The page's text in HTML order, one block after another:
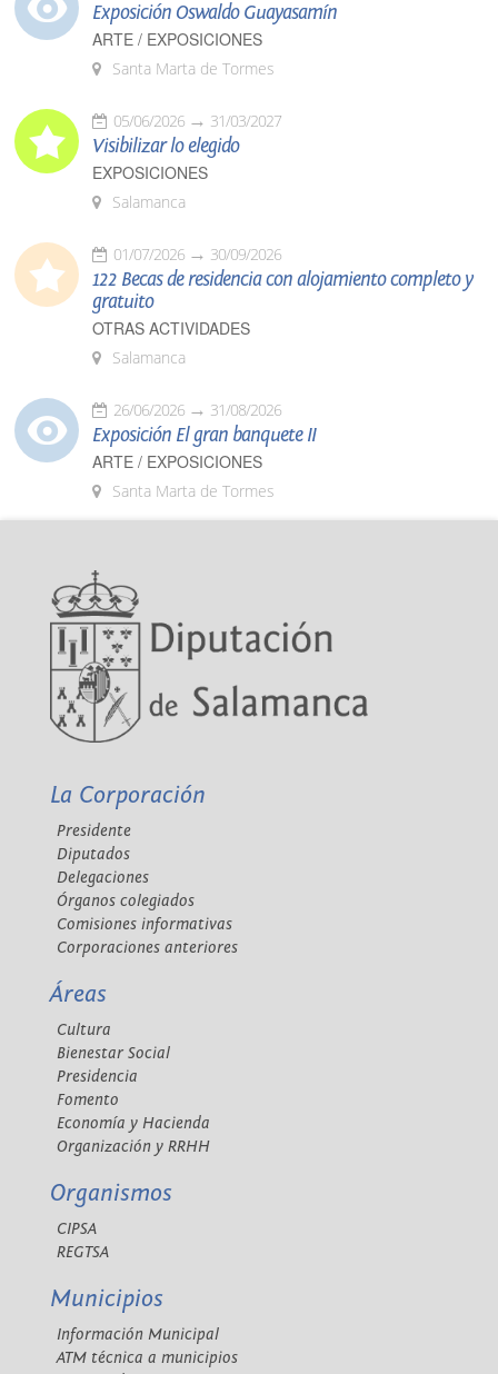
Exposición Oswaldo Guayasamín
ARTE / EXPOSICIONES
Santa Marta de Tormes
05/06/2026 31/03/2027
Visibilizar lo elegido
EXPOSICIONES
Salamanca
01/07/2026 30/09/2026
122 Becas de residencia con alojamiento completo y
gratuito
OTRAS ACTIVIDADES
Salamanca
26/06/2026 31/08/2026
Exposición El gran banquete II
ARTE / EXPOSICIONES
Santa Marta de Tormes
La Corporación
Presidente
Diputados
Delegaciones
Órganos colegiados
Comisiones informativas
Corporaciones anteriores
Áreas
Cultura
Bienestar Social
Presidencia
Fomento
Economía y Hacienda
Organización y RRHH
Organismos
CIPSA
REGTSA
Municipios
Información Municipal
ATM técnica a municipios